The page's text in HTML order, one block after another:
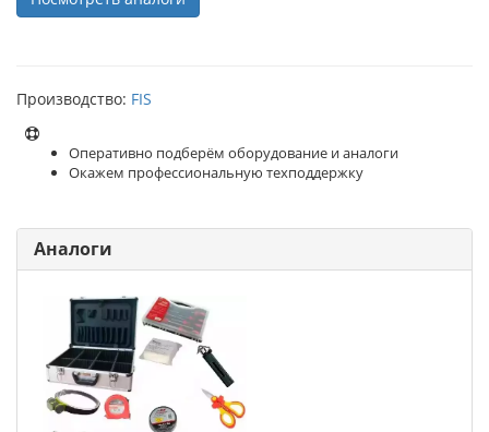
Производство: FIS
Оперативно подберём оборудование и аналоги
Окажем профессиональную техподдержку
Аналоги